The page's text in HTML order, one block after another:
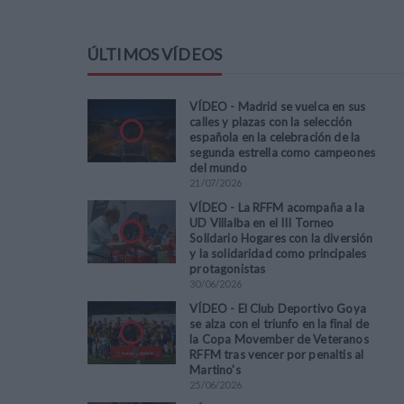
ÚLTIMOS VÍDEOS
VÍDEO - Madrid se vuelca en sus
calles y plazas con la selección
española en la celebración de la
segunda estrella como campeones
del mundo
21 /07/2026
VÍDEO - La RFFM acompaña a la
UD Villalba en el III Torneo
Solidario Hogares con la diversión
y la solidaridad como principales
protagonistas
30/06/2026
VÍDEO - El Club Deportivo Goya
se alza con el triunfo en la final de
la Copa Movember de Veteranos
RFFM tras vencer por penaltis al
Martino's
25/06/2026